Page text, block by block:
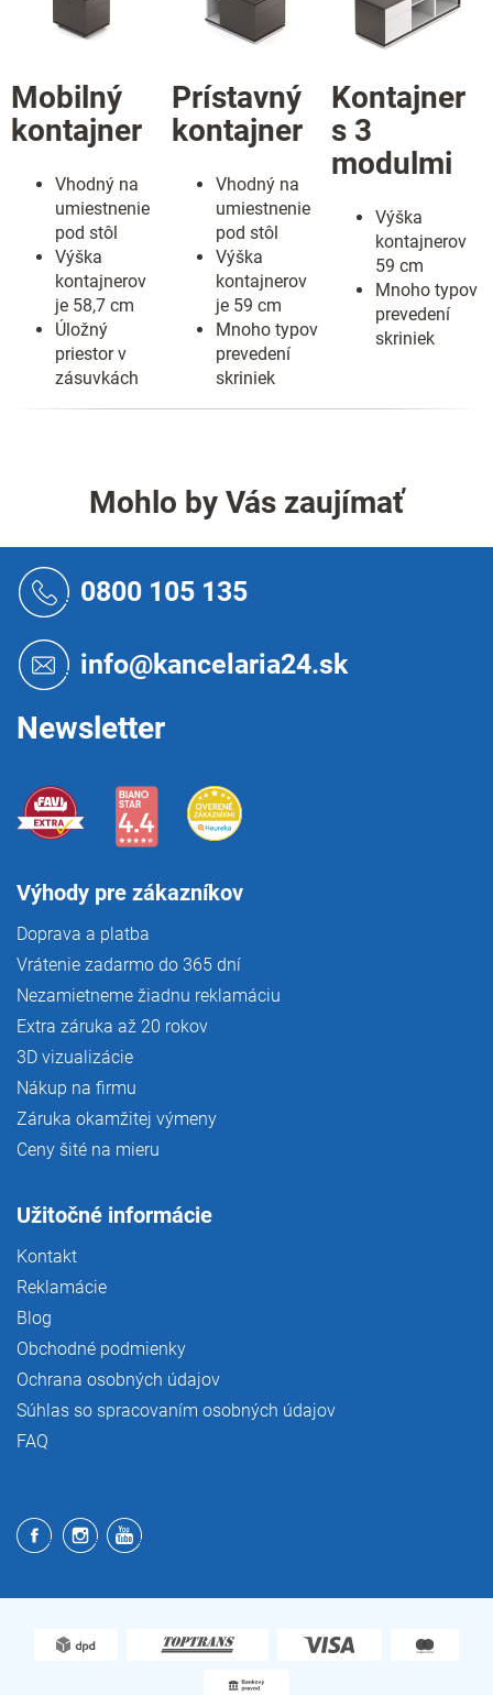
Mobilný
kontajner
Vhodný na
umiestnenie
pod stôl
Výška
kontajnerov
je 58,7 cm
Úložný
priestor v
zásuvkách
Prístavný
kontajner
Vhodný na
umiestnenie
pod stôl
Výška
kontajnerov
je 59 cm
Mnoho typov
prevedení
skriniek
Kontajner
s 3
modulmi
Výška
kontajnerov
59 cm
Mnoho typov
prevedení
skriniek
Mohlo by Vás zaujímať
0800 105 135
info@kancelaria24.sk
Newsletter
Výhody pre zákazníkov
Doprava a platba
Vrátenie zadarmo do 365 dní
Nezamietneme žiadnu reklamáciu
Extra záruka až 20 rokov
3D vizualizácie
Nákup na firmu
Záruka okamžitej výmeny
Ceny šité na mieru
Užitočné informácie
Kontakt
Reklamácie
Blog
Obchodné podmienky
Ochrana osobných údajov
Súhlas so spracovaním osobných údajov
FAQ